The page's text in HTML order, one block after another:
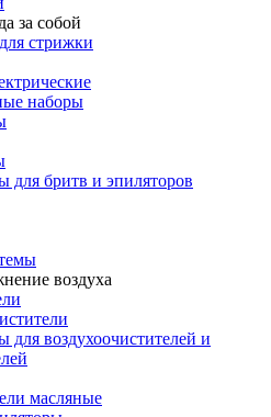
за собой
стрижки
наборы
для бритв и эпиляторов
воздуха
для воздухоочистителей и
масляные